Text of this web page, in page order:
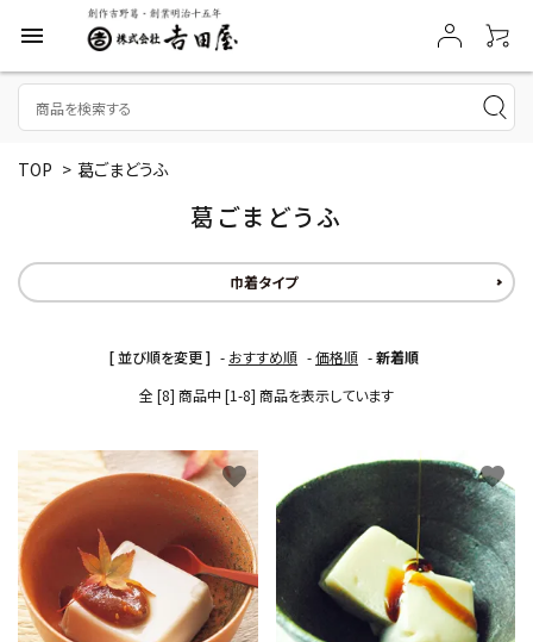
menu
TOP > 葛ごまどうふ
葛ごまどうふ
巾着タイプ
[ 並び順を変更 ] - おすすめ順 -価格順 -新着順
全 [8] 商品中 [1-8] 商品を表示しています
favorite favorite